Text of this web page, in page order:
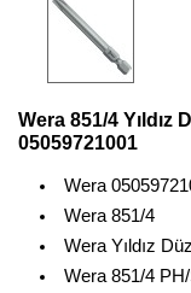
Wera 851/4 Yıldız
05059721001
Wera
Wera 851/4
Wera Yıldız
Wera 851/4